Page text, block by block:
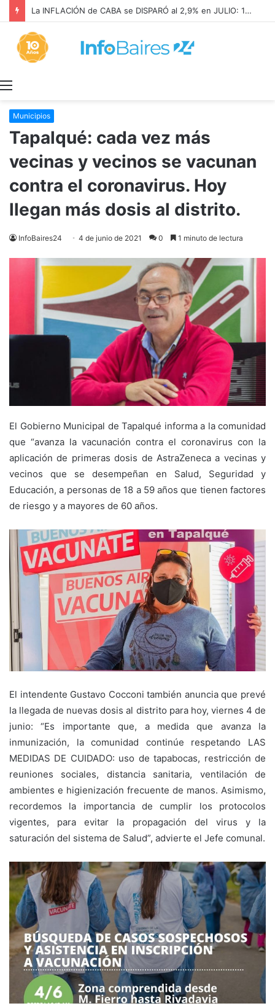
La INFLACIÓN de CABA se DISPARÓ al 2,9% en JULIO: 19,4% en 2026
Municipios
Tapalqué: cada vez más
vecinas y vecinos se vacunan
contra el coronavirus. Hoy
llegan más dosis al distrito.
InfoBaires24 4 de junio de 2021 0 1 minuto de lectura
El Gobierno Municipal de Tapalqué informa a la comunidad
que “avanza la vacunación contra el coronavirus con la
aplicación de primeras dosis de AstraZeneca a vecinas y
vecinos que se desempeñan en Salud, Seguridad y
Educación, a personas de 18 a 59 años que tienen factores
de riesgo y a mayores de 60 años.
El intendente Gustavo Cocconi también anuncia que prevé
la llegada de nuevas dosis al distrito para hoy, viernes 4 de
junio: “Es importante que, a medida que avanza la
inmunización, la comunidad continúe respetando LAS
MEDIDAS DE CUIDADO: uso de tapabocas, restricción de
reuniones sociales, distancia sanitaria, ventilación de
ambientes e higienización frecuente de manos. Asimismo,
recordemos la importancia de cumplir los protocolos
vigentes, para evitar la propagación del virus y la
saturación del sistema de Salud”, advierte el Jefe comunal.